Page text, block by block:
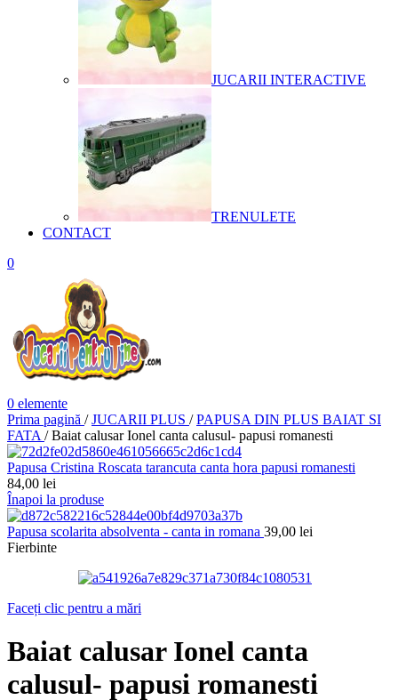
JUCARII INTERACTIVE
TRENULETE
CONTACT
0
0 elemente
Prima pagină / JUCARII PLUS / PAPUSA DIN PLUS BAIAT SI
FATA / Baiat calusar Ionel canta calusul- papusi romanesti
Papusa Cristina Roscata tarancuta canta hora papusi romanesti
84,00 lei
Înapoi la produse
Papusa scolarita absolventa - canta in romana 39,00 lei
Fierbinte
Faceți clic pentru a mări
Baiat calusar Ionel canta
calusul- papusi romanesti